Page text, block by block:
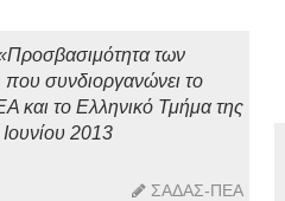
των
συνδιοργανώνει το
το Ελληνικό Τμήμα της
2013
ΣΑΔΑΣ-ΠΕΑ